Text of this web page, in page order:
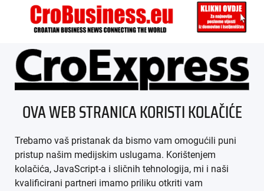
ÜBER UNS
IMPRESSUM
AGB
DATENSCHUTZ
OVA WEB STRANICA KORISTI KOLAČIĆE
Trebamo vaš pristanak da bismo vam omogućili puni
pristup našim medijskim uslugama. Korištenjem
kolačića, JavaScript-a i sličnih tehnologija, mi i naši
kvalificirani partneri imamo priliku otkriti vam